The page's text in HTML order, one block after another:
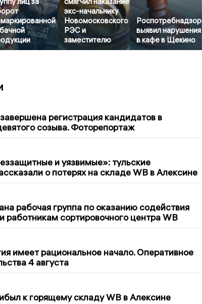
экс-начальнику
Новомосковского
РЭС и
заместителю
Роспотребнадзор
выявил нарушения
в кафе в Щекино
регистрация кандидатов в
созыва. Фоторепортаж
и уязвимые»: тульские
о потерях на складе WB в Алексине
рабочая группа по оказанию содействия
работникам сортировочного центра WB
имеет рациональное начало. Оперативное
4 августа
к горящему складу WB в Алексине